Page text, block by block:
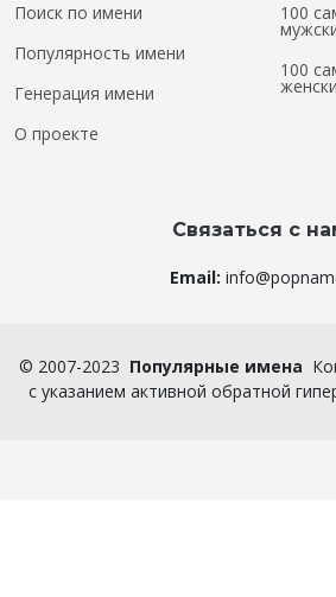
Поиск по имени
Популярность имени
Генерация имени
О проекте
100
100
Связаться с
Email:
© 2007-2023 Популярные имена
с указанием активной обратной